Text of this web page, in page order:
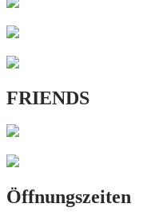
FRIENDS
Öffnungszeiten